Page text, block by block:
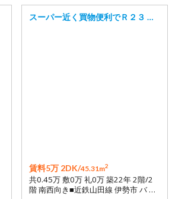
スーパー近く買物便利でＲ２３ …
賃料5万 2DK/45.31m2
共0.45万 敷0万 礼0万 築22年 2階/2
階 南西向き■近鉄山田線 伊勢市 バ …